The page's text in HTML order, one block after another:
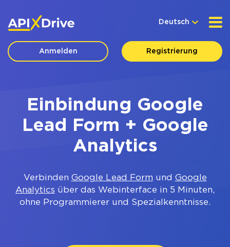
Deutsch
Anmelden Registrierung
Einbindung Google
Lead Form + Google
Analytics
Verbinden Google Lead Form und Google
Analytics über das Webinterface in 5 Minuten,
ohne Programmierer und Spezialkenntnisse.